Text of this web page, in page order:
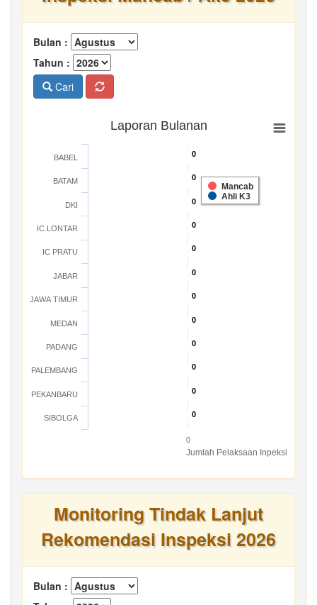
Bulan :
Tahun :
Cari
Jumlah Pelaksaan Inpeksi
Laporan Bulanan
0
0
0
0
0
0
0
0
0
0
0
0
0
0
0
0
0
0
0
0
0
0
0
0
Mancab
Ahli K3
BABEL
BATAM
DKI
IC LONTAR
IC PRATU
JABAR
JAWA TIMUR
MEDAN
PADANG
PALEMBANG
PEKANBARU
SIBOLGA
0
Monitoring Tindak Lanjut
Rekomendasi Inspeksi 2026
Bulan :